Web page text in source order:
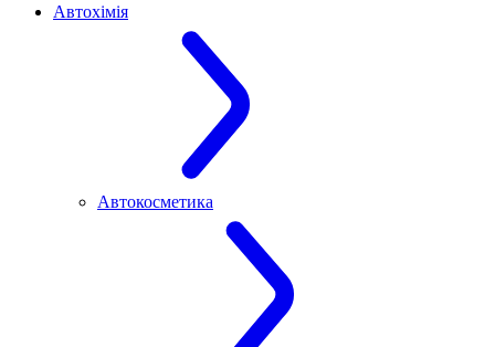
Автохімія
Автокосметика